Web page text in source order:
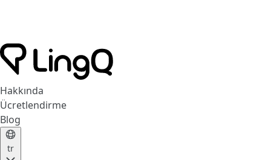
Hakkında
Ücretlendirme
Blog
tr